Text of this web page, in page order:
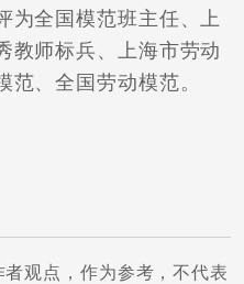
为全国模范班主任、上
教师标兵、上海市劳动
、全国劳动模范。
者观点，作为参考，不代表